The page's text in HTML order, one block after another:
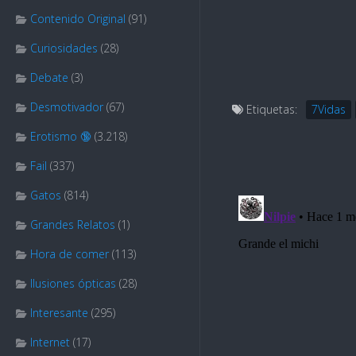
Contenido Original (91)
Curiosidades (28)
Debate (3)
Desmotivador (67)
Erotismo 🔞 (3.218)
Fail (337)
Gatos (814)
Grandes Relatos (1)
Hora de comer (113)
Ilusiones ópticas (28)
Interesante (295)
Internet (17)
Etiquetas: 7Vidas